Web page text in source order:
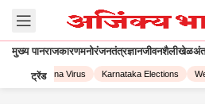
मुख्य पानराजकारणमनोरंजनतंत्रज्ञानजीवनशैलीखेळ
ट्रेंड
Corona Virus Karnataka Elections